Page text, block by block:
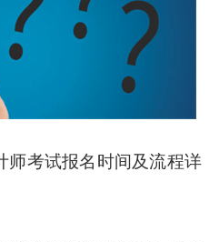
师考试报名时间及流程详